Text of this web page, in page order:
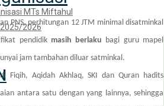
MTs Miftahul
2026
PNS, perhitungan 12 JTM minimal disatminkal
pendidik masih berlaku bagi guru mapel
jam tambahan diluar satminkal.
Fiqih, Aqidah Akhlaq, SKI dan Quran hadits
antara satu dengan yang lainnya, sehingga